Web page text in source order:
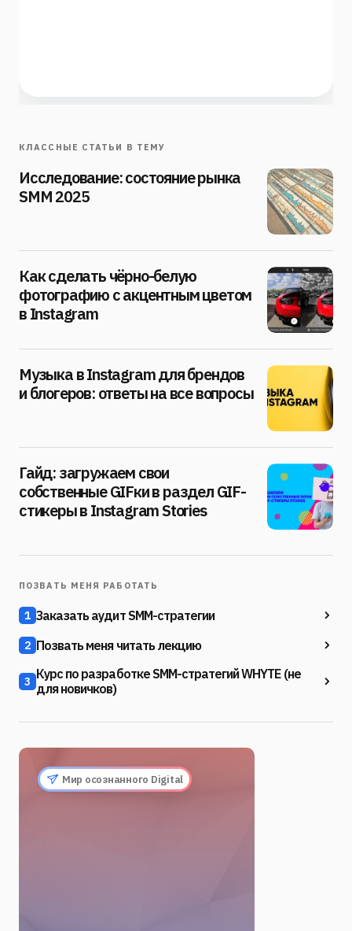
КЛАССНЫЕ СТАТЬИ В ТЕМУ
Исследование: состояние рынка
SMM 2025
Как сделать чёрно-белую
фотографию с акцентным цветом
в Instagram
Музыка в Instagram для брендов
и блогеров: ответы на все вопросы
Гайд: загружаем свои
собственные GIFки в раздел GIF-
стикеры в Instagram Stories
ПОЗВАТЬ МЕНЯ РАБОТАТЬ
1 Заказать аудит SMM-стратегии
2 Позвать меня читать лекцию
3 Курс по разработке SMM-стратегий WHYTE (не
для новичков)
Мир осознанного Digital